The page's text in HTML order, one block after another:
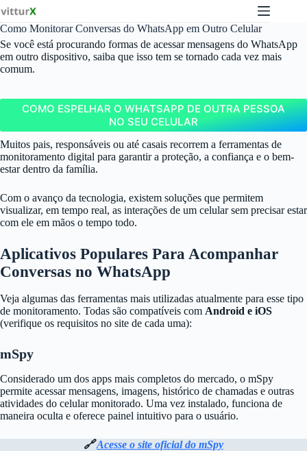
Pular
para
o
conteúdo
Como Monitorar Conversas do WhatsApp em Outro Celular
Se você está procurando formas de acessar mensagens do WhatsApp
em outro dispositivo, saiba que isso tem se tornado cada vez mais
comum.
COMO ESPELHAR O WHATSAPP DE OUTRA PESSOA
NO SEU CELULAR
Muitos pais, responsáveis ou até casais recorrem a ferramentas de
monitoramento digital para garantir a proteção, a confiança e o bem-
estar dentro da família.
Com o avanço da tecnologia, existem soluções que permitem
visualizar, em tempo real, as interações de um celular sem precisar estar
com ele em mãos o tempo todo.
Aplicativos Populares Para Acompanhar
Conversas no WhatsApp
Veja algumas das ferramentas mais utilizadas atualmente para esse tipo
de monitoramento. Todas são compatíveis com Android e iOS
(verifique os requisitos no site de cada uma):
mSpy
Considerado um dos apps mais completos do mercado, o mSpy
permite acessar mensagens, imagens, histórico de chamadas e outras
atividades do celular monitorado. Uma vez instalado, funciona de
maneira oculta e oferece painel intuitivo para o usuário.
🔗Acesse o site oficial do mSpy